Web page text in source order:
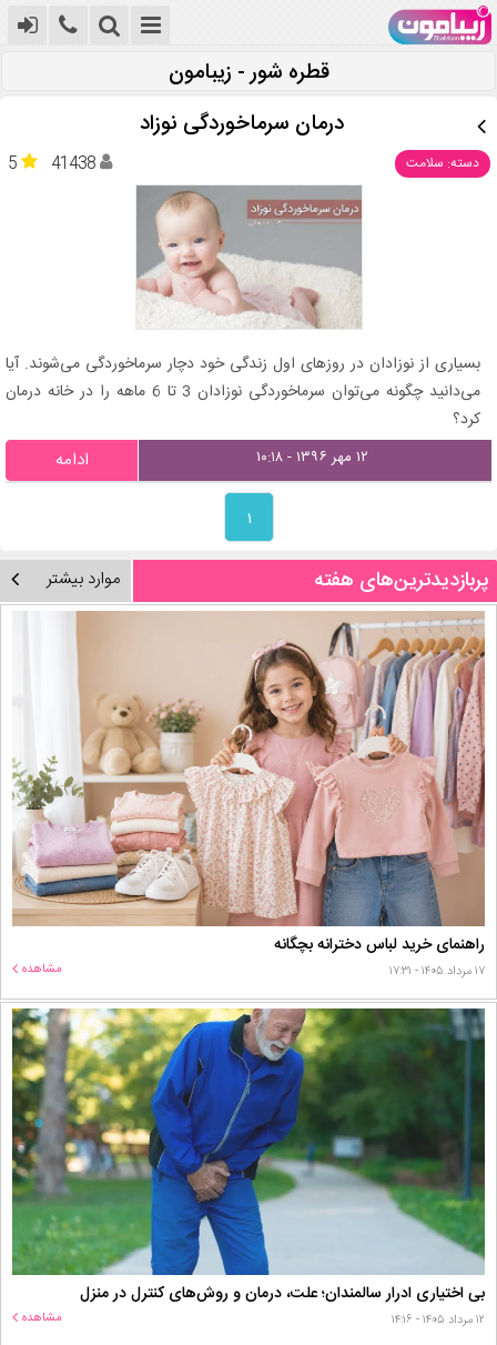
قطره شور - زیبامون
درمان سرماخوردگی نوزاد
دسته: سلامت 5 41438
بسیاری از نوزادان در روزهای اول زندگی خود دچار سرماخوردگی می‌شوند. آیا
می‌دانید چگونه می‌توان سرماخوردگی نوزادان 3 تا 6 ماهه را در خانه درمان
کرد؟
۱۲ مهر ۱۳۹۶ - ۱۰:۱۸ ادامه
۱
پربازدیدترین‌های هفته موارد بیشتر
راهنمای خرید لباس دخترانه بچگانه
۱۷ مرداد ۱۴۰۵ - ۱۷:۳۱ مشاهده
بی اختیاری ادرار سالمندان؛ علت، درمان و روش‌های کنترل در منزل
۱۲ مرداد ۱۴۰۵ - ۱۴:۱۶ مشاهده